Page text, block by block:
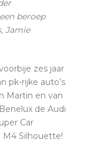
beroep
Jamie
zes jaar
pk-rijke auto’s
Martin en van
de Audi
Car
M4 Silhouette!